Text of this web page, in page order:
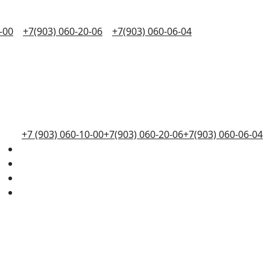
00 +7(903) 060-20-06 +7(903) 060-06-04
+7 (903) 060-10-00+7(903) 060-20-06+7(903) 060-06-04